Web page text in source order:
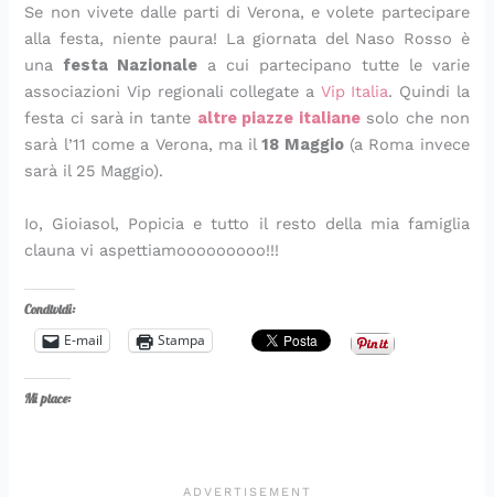
Se non vivete dalle parti di Verona, e volete partecipare
alla festa, niente paura! La giornata del Naso Rosso è
una festa Nazionale a cui partecipano tutte le varie
associazioni Vip regionali collegate a Vip Italia. Quindi la
festa ci sarà in tante altre piazze italiane solo che non
sarà l’11 come a Verona, ma il18 Maggio(a Roma invece
sarà il 25 Maggio).
Io, Gioiasol, Popicia e tutto il resto della mia famiglia
clauna vi aspettiamooooooooo!!!
Condividi:
E-mail Stampa
Mi piace: